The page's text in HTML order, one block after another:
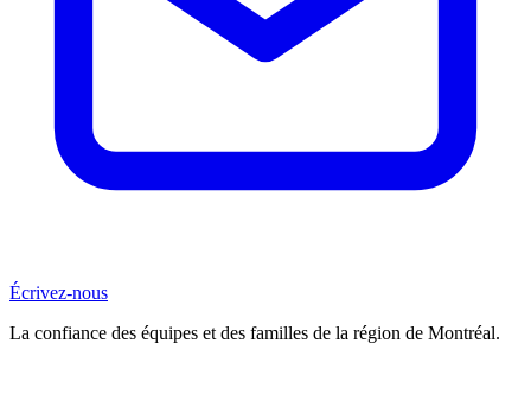
Écrivez-nous
La confiance des équipes et des familles de la région de Montréal.